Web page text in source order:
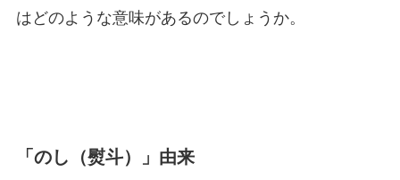
はどのような意味があるのでしょうか。
「のし（熨斗）」由来